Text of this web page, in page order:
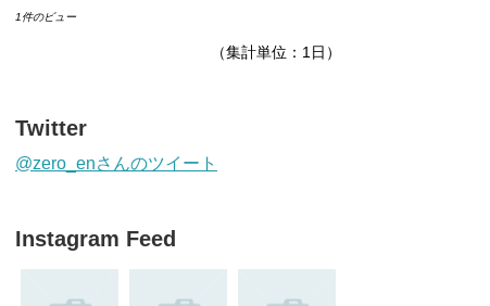
1件のビュー
（集計単位：1日）
Twitter
@zero_enさんのツイート
Instagram Feed